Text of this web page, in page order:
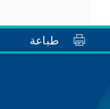
طباعة